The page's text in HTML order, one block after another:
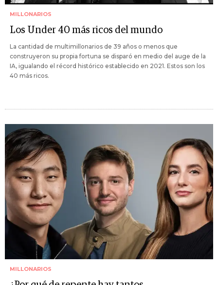
MILLONARIOS
Los Under 40 más ricos del mundo
La cantidad de multimillonarios de 39 años o menos que
construyeron su propia fortuna se disparó en medio del auge de la
IA, igualando el récord histórico establecido en 2021. Estos son los
40 más ricos.
MILLONARIOS